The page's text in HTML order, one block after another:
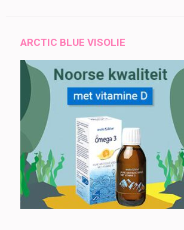
ARCTIC BLUE VISOLIE